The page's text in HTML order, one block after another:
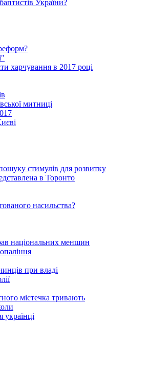
України?
харчування в 2017 році
митниці
стимулів для розвитку
в Торонто
насильства?
національних меншин
при владі
містечка тривають
українці